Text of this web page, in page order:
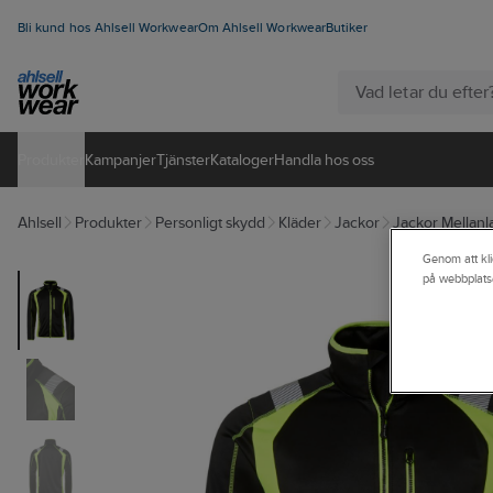
Bli kund hos Ahlsell WorkwearOm Ahlsell WorkwearButiker
KampanjerTjänsterKatalogerHandla hos oss
Ahlsell Produkter Personligt skydd Kläder Jackor Jackor
Genom att
på